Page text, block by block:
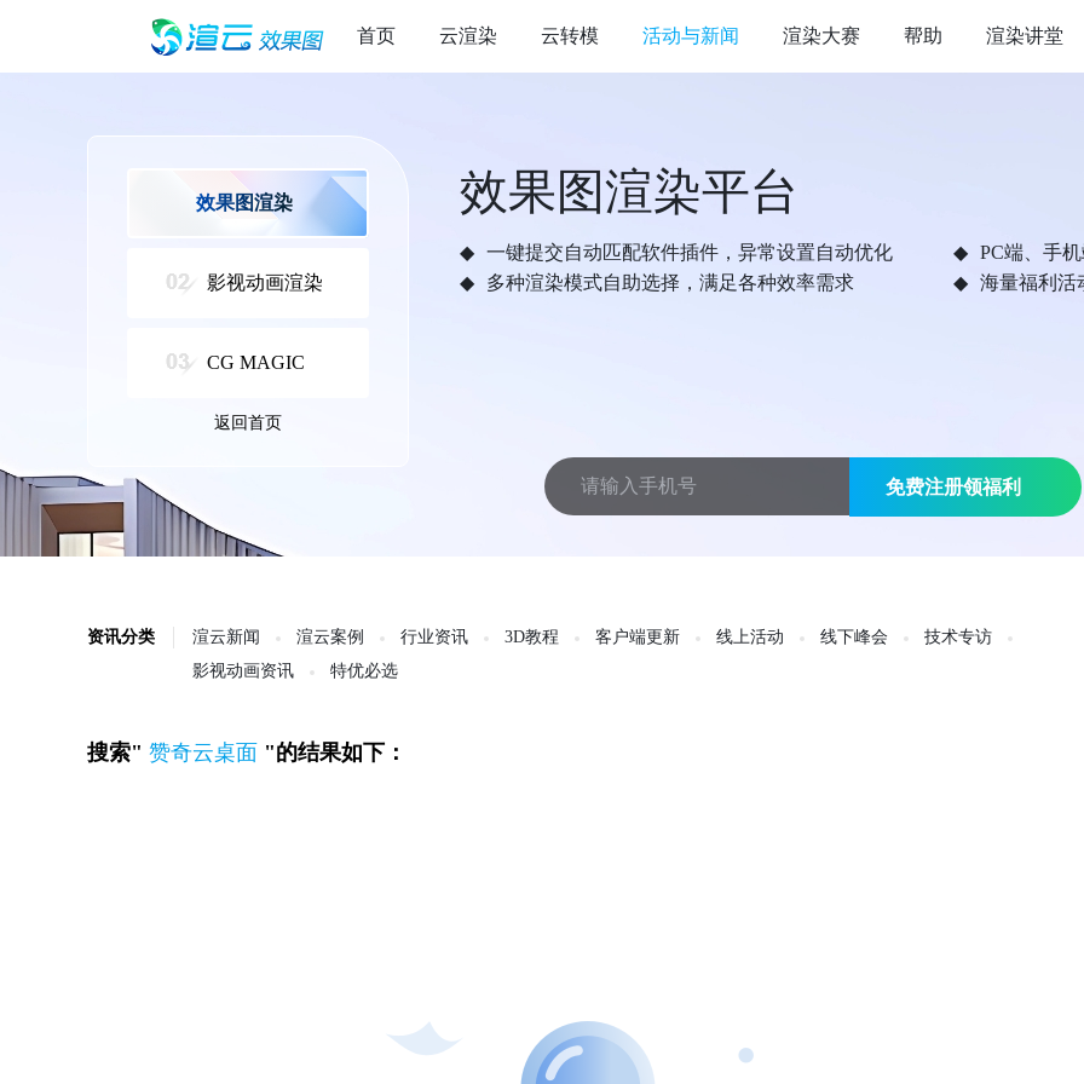
首页 云渲染 云转模 活动与新闻 渲染大赛 帮助 渲染讲堂
效果图渲染
影视动画渲染
CG MAGIC
返回首页
效果图渲染平台
一键提交自动匹配软件插件，异常设置自动优化
PC端、手
多种渲染模式自助选择，满足各种效率需求
海量福利活
免费注册领福利
资讯分类 渲云新闻 渲云案例 行业资讯 3D教程 客户端更新 线上活动 线下峰会
技术专访
影视动画资讯
特优必选
搜索" 赞奇云桌面 "的结果如下：